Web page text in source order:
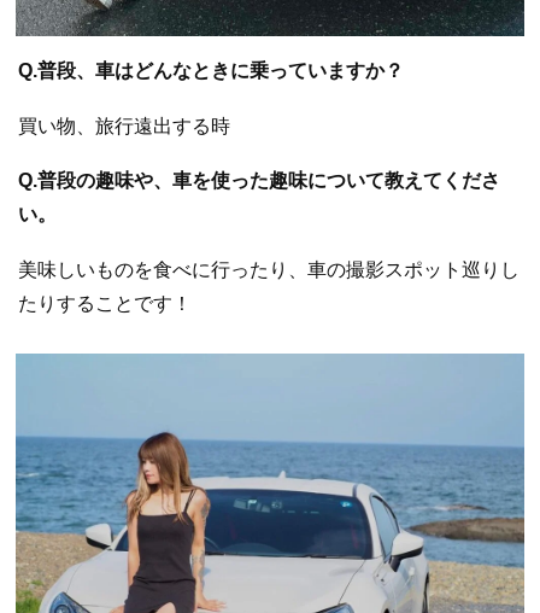
Q.普段、車はどんなときに乗っていますか？
買い物、旅行遠出する時
Q.普段の趣味や、車を使った趣味について教えてくださ
い。
美味しいものを食べに行ったり、車の撮影スポット巡りし
たりすることです！